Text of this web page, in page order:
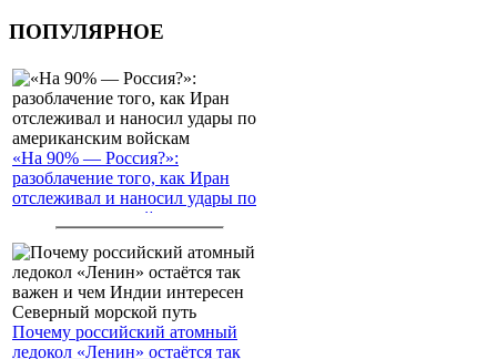
ПОПУЛЯРНОЕ
«На 90% — Россия?»:
разоблачение того, как Иран
отслеживал и наносил удары по
американским войскам
Почему российский атомный
ледокол «Ленин» остаётся так